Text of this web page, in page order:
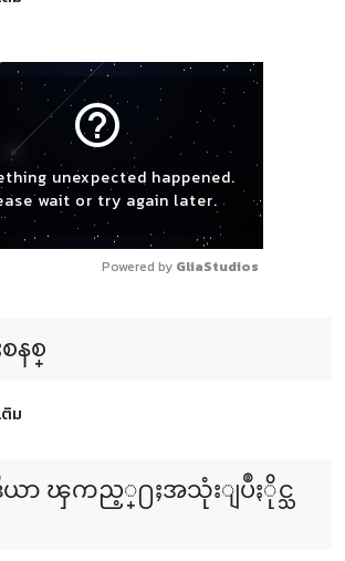
help_outline
unexpected happened.
wait or try again later.
Powered by GliaStudios
နစ္
ม
ယာ ၾကည့္႐ႈအသုံးျပဳႏိုင္သ